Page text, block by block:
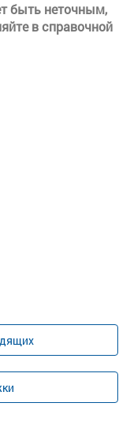
быть неточным,
в справочной